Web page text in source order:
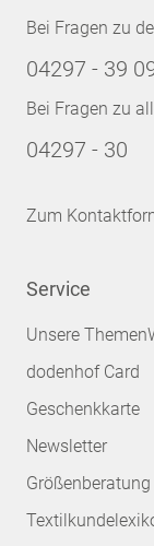
Bei Fragen zu
04297 - 39
Bei Fragen zu
04297 - 30
Zum
Service
Unsere
dodenhof Card
Geschenkkarte
Newsletter
Größenberatung